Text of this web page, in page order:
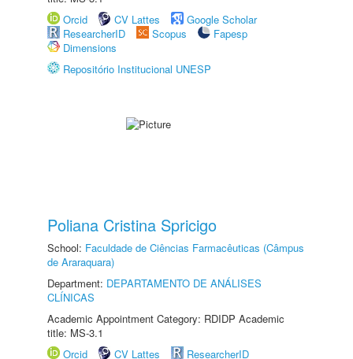
Orcid
CV Lattes
Google Scholar
ResearcherID
Scopus
Fapesp
Dimensions
Repositório Institucional UNESP
Poliana Cristina Spricigo
School: Faculdade de Ciências Farmacêuticas (Câmpus
de Araraquara)
Department: DEPARTAMENTO DE ANÁLISES
CLÍNICAS
Academic Appointment Category: RDIDP Academic
title: MS-3.1
Orcid
CV Lattes ResearcherID